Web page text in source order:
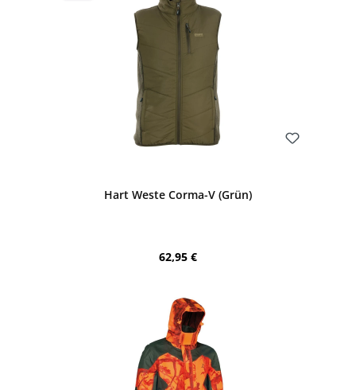
Hart Weste Corma-V (Grün)
Regulärer Preis:
62,95 €